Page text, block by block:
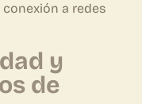
a redes
y
de